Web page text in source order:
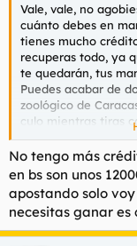
Vale, vale, no
cuánto debes en
tienes mucho
recuperas todo, ya
te quedarán, tus
Puedes acabar de
zoológico de
culo mientras tiras
viejales desdentado
Cofidis lleno de
la vida es un juego
MIERDA?
No tengo más
en bs son unos
apostando solo
necesitas ganar es